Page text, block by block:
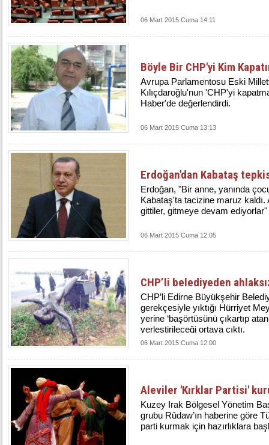
06 Mart 2015 Cuma 14:11
Böyle Bir CHP'yi Kim
Avrupa Parlamentosu Eski
Kılıçdaroğlu'nun 'CHP'yi
Haber'de değerlendirdi.
06 Mart 2015 Cuma 13:13
Erdoğan'dan Kabataş
Erdoğan, "Bir anne, yanında
Kabataş'ta tacizine maruz kaldı.
gittiler, gitmeye devam ediyorlar"
06 Mart 2015 Cuma 12:05
CHP’li belediyeden
CHP’li Edirne Büyükşehir
gerekçesiyle yıktığı Hürriyet
yerine ‘başörtüsünü çıkartıp
yerleştirileceği ortaya çıktı.
06 Mart 2015 Cuma 12:00
Aleviler 'Kırklar Partisi'
Kuzey Irak Bölgesel Yönetim
grubu Rûdaw’ın haberine göre
parti kurmak için hazırlıklara